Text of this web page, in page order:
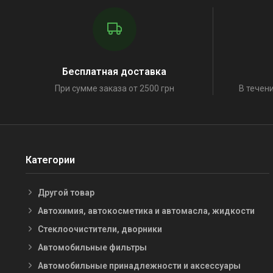
Бесплатная доставка
При сумме заказа от 2500 грн В
Категории
Другой товар
Автохимия, автокосметика и автомасла, жидкости
Стеклоочистители, дворники
Автомобильные фильтры
Автомобильные принадлежности и аксессуары